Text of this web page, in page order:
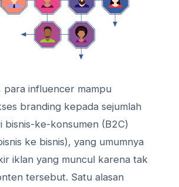
para influencer mampu
branding kepada sejumlah
bisnis-ke-konsumen (B2C)
ke bisnis), yang umumnya
iklan yang muncul karena tak
tersebut. Satu alasan